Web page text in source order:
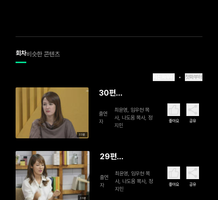
회차비슷한 콘텐츠
첫화부터
33분
30편
집(2)
출연
자
최윤영, 임우현 목
사, 나도움 목사, 정
지민
좋아요 공유
33분
29편
집(1)
출연
자
최윤영, 임우현 목
사, 나도움 목사, 정
지민
좋아요 공유